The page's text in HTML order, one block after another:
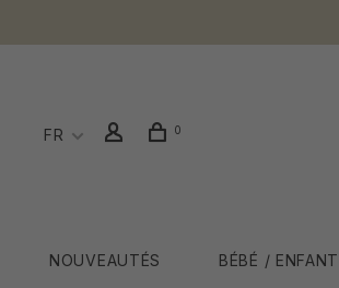
FR 0
NOUVEAUTÉS BÉBÉ / ENFANT